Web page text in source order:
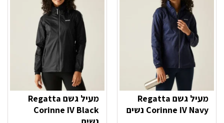
לבחור
האפשרויות
בעמוד
המוצר
לבחור
האפשרויות
בעמוד
המוצר
מעיל גשם Regatta
Corinne IV Navy נשים
מעיל גשם Regatta
Corinne IV Black